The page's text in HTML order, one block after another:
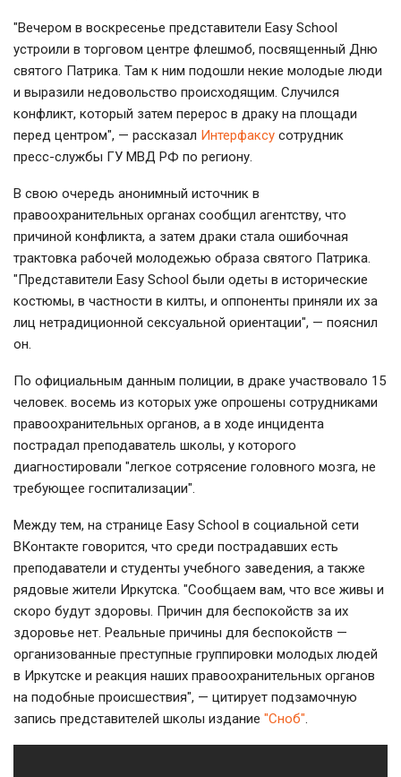
"Вечером в воскресенье представители Easy School
устроили в торговом центре флешмоб, посвященный Дню
святого Патрика. Там к ним подошли некие молодые люди
и выразили недовольство происходящим. Случился
конфликт, который затем перерос в драку на площади
перед центром", — рассказал Интерфаксу сотрудник
пресс-службы ГУ МВД РФ по региону.
В свою очередь анонимный источник в
правоохранительных органах сообщил агентству, что
причиной конфликта, а затем драки стала ошибочная
трактовка рабочей молодежью образа святого Патрика.
"Представители Easy School были одеты в исторические
костюмы, в частности в килты, и оппоненты приняли их за
лиц нетрадиционной сексуальной ориентации", — пояснил
он.
По официальным данным полиции, в драке участвовало 15
человек. восемь из которых уже опрошены сотрудниками
правоохранительных органов, а в ходе инцидента
пострадал преподаватель школы, у которого
диагностировали "легкое сотрясение головного мозга, не
требующее госпитализации".
Между тем, на странице Easy School в социальной сети
ВКонтакте говорится, что среди пострадавших есть
преподаватели и студенты учебного заведения, а также
рядовые жители Иркутска. "Сообщаем вам, что все живы и
скоро будут здоровы. Причин для беспокойств за их
здоровье нет. Реальные причины для беспокойств —
организованные преступные группировки молодых людей
в Иркутске и реакция наших правоохранительных органов
на подобные происшествия", — цитирует подзамочную
запись представителей школы издание "Сноб"